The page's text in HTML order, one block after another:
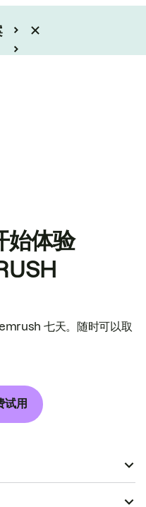
始体验
七天。随时可以取
试用